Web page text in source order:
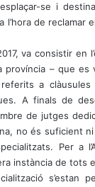
se i
de reclamar
va consistir en
– que es
a
A finals de
de jutges
no és suficient
Per a
instància de tots